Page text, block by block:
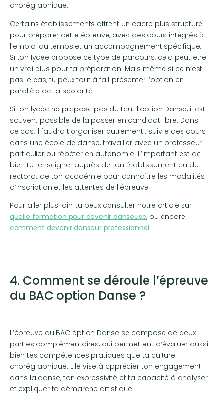
chorégraphique.
Certains établissements offrent un cadre plus structuré
pour préparer cette épreuve, avec des cours intégrés à
l’emploi du temps et un accompagnement spécifique.
Si ton lycée propose ce type de parcours, cela peut être
un vrai plus pour ta préparation. Mais même si ce n’est
pas le cas, tu peux tout à fait présenter l’option en
parallèle de ta scolarité.
Si ton lycée ne propose pas du tout l’option Danse, il est
souvent possible de la passer en candidat libre. Dans
ce cas, il faudra t’organiser autrement : suivre des cours
dans une école de danse, travailler avec un professeur
particulier ou répéter en autonomie. L’important est de
bien te renseigner auprès de ton établissement ou du
rectorat de ton académie pour connaître les modalités
d’inscription et les attentes de l’épreuve.
Pour aller plus loin, tu peux consulter notre article sur
quelle formation pour devenir danseuse, ou encore
comment devenir danseur professionnel.
4. Comment se déroule l’épreuve
du BAC option Danse ?
L’épreuve du BAC option Danse se compose de deux
parties complémentaires, qui permettent d’évaluer aussi
bien tes compétences pratiques que ta culture
chorégraphique. Elle vise à apprécier ton engagement
dans la danse, ton expressivité et ta capacité à analyser
et expliquer ta démarche artistique.